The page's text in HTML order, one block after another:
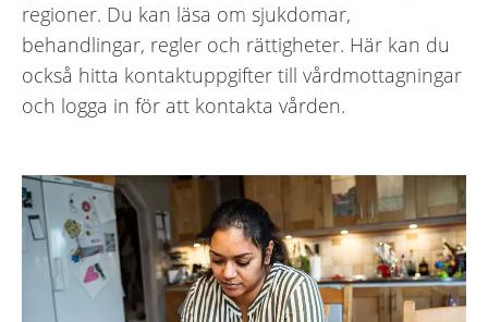
regioner. Du kan läsa om sjukdomar,
behandlingar, regler och rättigheter. Här kan du
också hitta kontaktuppgifter till vårdmottagningar
och logga in för att kontakta vården.